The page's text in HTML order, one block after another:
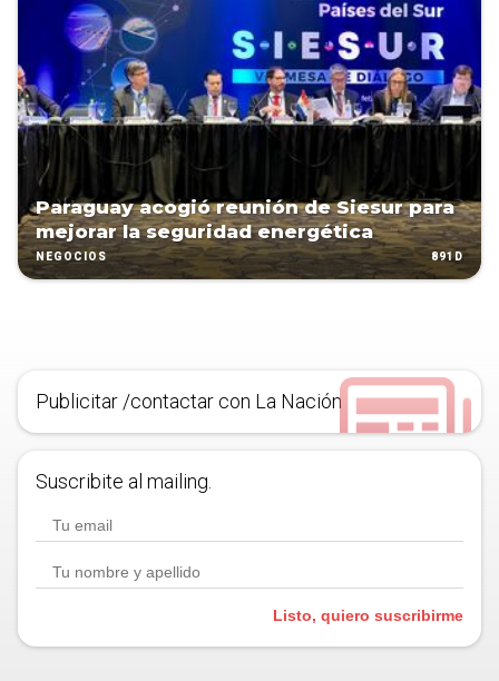
Paraguay acogió reunión de Siesur para
mejorar la seguridad energética
NEGOCIOS 891D
Publicitar /contactar con La Nación
Suscribite al mailing.
Listo, quiero suscribirme